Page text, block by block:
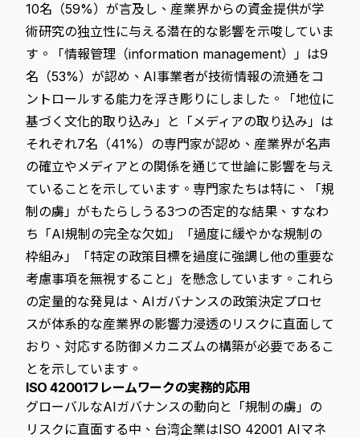
10名（59%）が言及し、産業界からの資金提供が学
術研究の独立性に与える潜在的な影響を示唆していま
す。「情報管理（information management）」は9
名（53%）が認め、AI事業者が技術情報の流通をコ
ントロールする能力を浮き彫りにしました。「地位に
基づく文化的取り込み」と「メディアの取り込み」は
それぞれ7名（41%）の専門家が認め、産業界が名声
の確立やメディアとの関係を通じて世論に影響を与え
ていることを示しています。専門家たちは特に、「規
制の虜」がもたらしうる3つの否定的な結果、すなわ
ち「AI規制の完全な欠如」「過度に緩やかな規制の
枠組み」「特定の政策目標を過度に強調し他の重要な
考慮事項を無視すること」を懸念しています。これら
の定量的な発見は、AIガバナンスの政策決定プロセ
スが体系的な産業界の影響力浸透のリスクに直面して
おり、対応する防御メカニズムの構築が必要であるこ
とを示しています。
ISO 42001フレームワークの実務的応用
グローバルなAIガバナンスの動向と「規制の虜」の
リスクに直面する中、台湾企業はISO 42001 AIマネ